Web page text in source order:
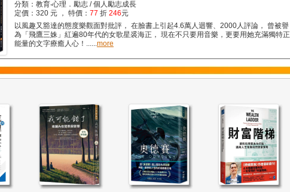
分類：教育‧心理．勵志 / 個人勵志成長
定價：320 元 ， 特價： 77 折 246元
以風趣又豁達的態度樂觀面對批評， 在臉書上引起4.6萬人迴響、2000人評論， 曾被譽
為「飛鷹三姝」紅遍80年代的女歌星裘海正， 現在不只要用音樂，更要用她充滿獨特正
能量的文字療癒人心！......more